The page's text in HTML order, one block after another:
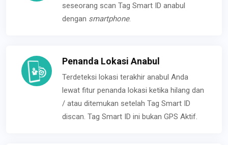
seseorang scan Tag Smart ID anabul
dengan smartphone.
Penanda Lokasi Anabul
Terdeteksi lokasi terakhir anabul Anda
lewat fitur penanda lokasi ketika hilang dan
/ atau ditemukan setelah Tag Smart ID
discan. Tag Smart ID ini bukan GPS Aktif.